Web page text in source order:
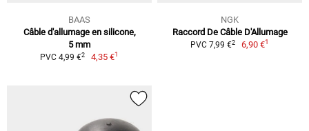
BAAS
Câble d'allumage en silicone,
5 mm
PVC 4,99 €2 4,35 €1
NGK
Raccord De Câble D'Allumage
PVC 7,99 €2 6,90 €1